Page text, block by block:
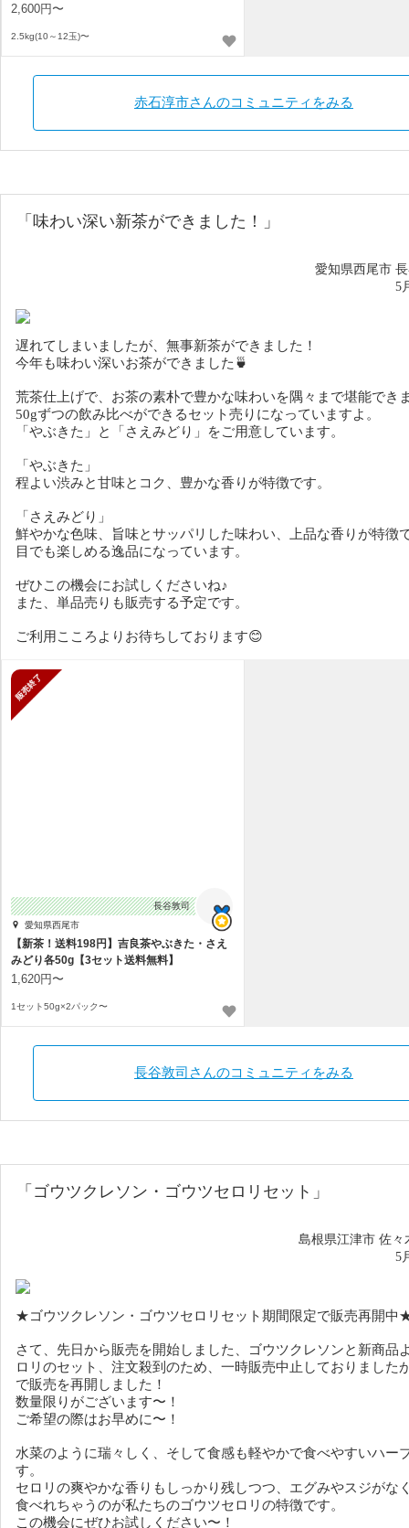
2,600円〜
2.5kg(10～12玉)〜
赤石淳市さんのコミュニティをみる
「味わい深い新茶ができました！ 」
愛知県西尾市
5
遅れてしまいましたが、無事新茶ができました！
今年も味わい深いお茶ができました🍵
荒茶仕上げで、お茶の素朴で豊かな味わいを隅々まで堪能でき
50gずつの飲み比べができるセット売りになっていますよ。
「やぶきた」と「さえみどり」をご用意しています。
「やぶきた」
程よい渋みと甘味とコク、豊かな香りが特徴です。
「さえみどり」
鮮やかな色味、旨味とサッパリした味わい、上品な香りが特徴
目でも楽しめる逸品になっています。
ぜひこの機会にお試しくださいね♪
また、単品売りも販売する予定です。
ご利用こころよりお待ちしております😊
長谷敦司
愛知県西尾市
【新茶！送料198円】吉良茶やぶきた・さえ
みどり各50g【3セット送料無料】
1,620円〜
1セット50g×2パック〜
長谷敦司さんのコミュニティをみる
「 ゴウツクレソン・ゴウツセロリセット 」
島根県江津市 佐々
5
★ゴウツクレソン・ゴウツセロリセット期間限定で販売再開中
さて、先日から販売を開始しました、ゴウツクレソンと新商品
ロリのセット、注文殺到のため、一時販売中止しておりました
で販売を再開しました！
数量限りがございます〜！
ご希望の際はお早めに〜！
水菜のように瑞々しく、そして食感も軽やかで食べやすいハー
す。
セロリの爽やかな香りもしっかり残しつつ、エグみやスジがな
食べれちゃうのが私たちのゴウツセロリの特徴です。
この機会にぜひお試しください〜！